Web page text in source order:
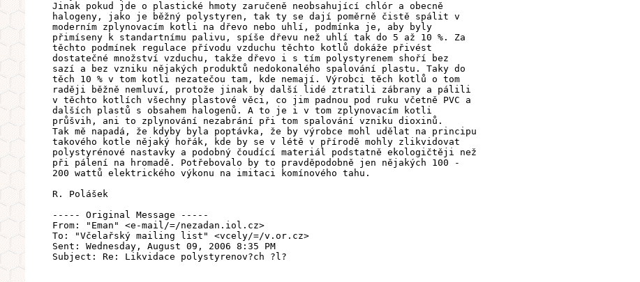
Jinak pokud jde o plastické hmoty zaručeně neobsahující chlór a obecně
halogeny, jako je běžný polystyren, tak ty se dají poměrně čistě spálit v
moderním zplynovacím kotli na dřevo nebo uhlí, podmínka je, aby byly
přimíseny k standartnímu palivu, spíše dřevu než uhlí tak do 5 až 10 %. Za
těchto podmínek regulace přívodu vzduchu těchto kotlů dokáže přivést
dostatečné množství vzduchu, takže dřevo i s tím polystyrenem shoří bez
sazí a bez vzniku nějakých produktů nedokonalého spalování plastu. Taky do
těch 10 % v tom kotli nezatečou tam, kde nemají. Výrobci těch kotlů o tom
raději běžně nemluví, protože jinak by další lidé ztratili zábrany a pálili
v těchto kotlích všechny plastové věci, co jim padnou pod ruku včetně PVC a
dalších plastů s obsahem halogenů. A to je i v tom zplynovacím kotli
průšvih, ani to zplynování nezabrání při tom spalování vzniku dioxinů.
Tak mě napadá, že kdyby byla poptávka, že by výrobce mohl udělat na principu
takového kotle nějaký hořák, kde by se v létě v přírodě mohly zlikvidovat
polystyrénové nastavky a podobný čoudící materiál podstatně ekologičtěji než
při pálení na hromadě. Potřebovalo by to pravděpodobně jen nějakých 100 -
200 wattů elektrického výkonu na imitaci komínového tahu.
R. Polášek
----- Original Message -----
From: "Eman" <e-mail/=/nezadan.iol.cz>
To: "Včelařský mailing list" <vcely/=/v.or.cz>
Sent: Wednesday, August 09, 2006 8:35 PM
Subject: Re: Likvidace polystyrenov?ch ?l?